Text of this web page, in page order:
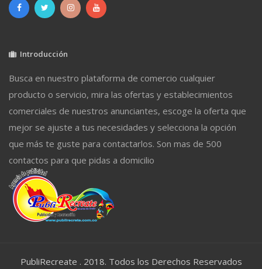
Introducción
Busca en nuestro plataforma de comercio cualquier
producto o servicio, mira las ofertas y establecimientos
comerciales de nuestros anunciantes, escoge la oferta que
mejor se ajuste a tus necesidades y selecciona la opción
que más te guste para contactarlos. Son mas de 500
contactos para que pidas a domicilio
PubliRecreate . 2018. Todos los Derechos Reservados